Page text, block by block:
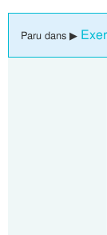
Paru dans ▶